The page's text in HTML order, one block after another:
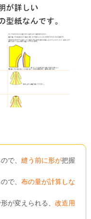
で、縫う前に形が把握
で、布の量が計算しな
が変えられる、改造用